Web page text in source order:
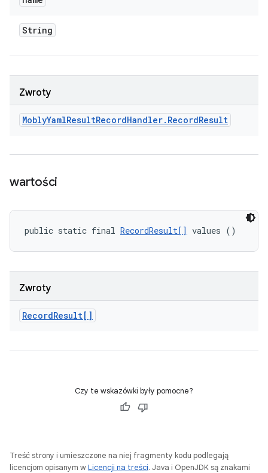
String
Zwroty
MoblyYamlResultRecordHandler. RecordResult
wartości
public static final RecordResult[] values ()
Zwroty
RecordResult[]
Czy te wskazówki były pomocne?
Treść strony i umieszczone na niej fragmenty kodu podlegają
licencjom opisanym wLicencji na treści. Java i OpenJDK są znakami